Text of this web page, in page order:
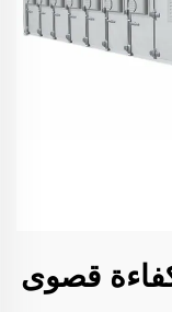
كفاءة قصوى